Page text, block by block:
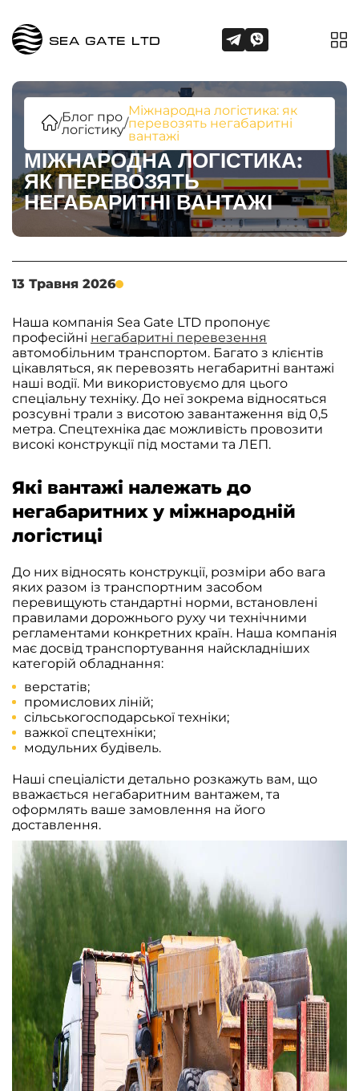
/Блог про
логістику/
Міжнародна логістика: як
перевозять негабаритні
вантажі
МІЖНАРОДНА ЛОГІСТИКА:
ЯК ПЕРЕВОЗЯТЬ
НЕГАБАРИТНІ ВАНТАЖІ
13 Травня 2026
Наша компанія Sea Gate LTD пропонує
професійні негабаритні перевезення
автомобільним транспортом. Багато з клієнтів
цікавляться, як перевозять негабаритні вантажі
наші водії. Ми використовуємо для цього
спеціальну техніку. До неї зокрема відносяться
розсувні трали з висотою завантаження від 0,5
метра. Спецтехніка дає можливість провозити
високі конструкції під мостами та ЛЕП.
Які вантажі належать до
негабаритних у міжнародній
логістиці
До них відносять конструкції, розміри або вага
яких разом із транспортним засобом
перевищують стандартні норми, встановлені
правилами дорожнього руху чи технічними
регламентами конкретних країн. Наша компанія
має досвід транспортування найскладніших
категорій обладнання:
верстатів;
промислових ліній;
сільськогосподарської техніки;
важкої спецтехніки;
модульних будівель.
Наші спеціалісти детально розкажуть вам, що
вважається негабаритним вантажем, та
оформлять ваше замовлення на його
доставлення.